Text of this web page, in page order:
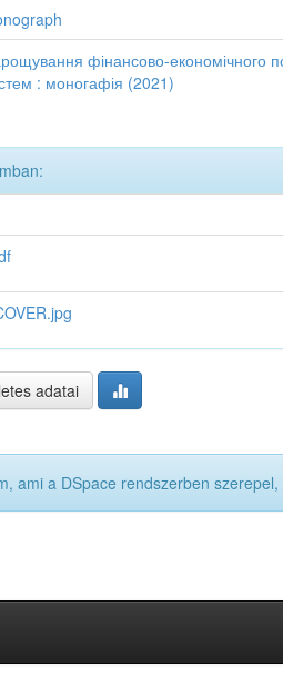
фінансово-економічного
: моногафія (2021)
adatai
ami a DSpace rendszerben